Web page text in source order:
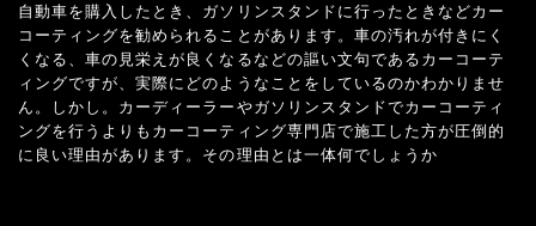
自動車を購入したとき、ガソリンスタンドに行ったときなどカー
コーティングを勧められることがあります。車の汚れが付きにく
くなる、車の見栄えが良くなるなどの謳い文句であるカーコーテ
ィングですが、実際にどのようなことをしているのかわかりませ
ん。しかし。カーディーラーやガソリンスタンドでカーコーティ
ングを行うよりもカーコーティング専門店で施工した方が圧倒的
に良い理由があります。その理由とは一体何でしょうか